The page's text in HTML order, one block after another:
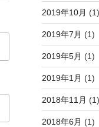
2019年10月 (1)
2019年7月 (1)
2019年5月 (1)
2019年1月 (1)
2018年11月 (1)
2018年6月 (1)